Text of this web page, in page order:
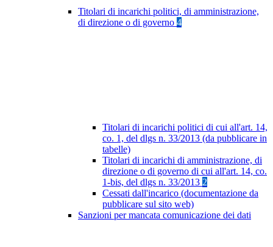
Titolari di incarichi politici, di amministrazione,
di direzione o di governo 4
Titolari di incarichi politici di cui all'art. 14,
co. 1, del dlgs n. 33/2013 (da pubblicare in
tabelle)
Titolari di incarichi di amministrazione, di
direzione o di governo di cui all'art. 14, co.
1-bis, del dlgs n. 33/2013 2
Cessati dall'incarico (documentazione da
pubblicare sul sito web)
Sanzioni per mancata comunicazione dei dati